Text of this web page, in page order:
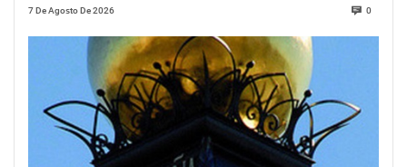
7 De Agosto De 2026 0